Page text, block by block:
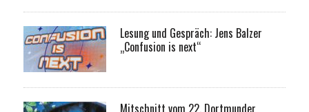
Lesung und Gespräch: Jens Balzer
„Confusion is next“
Mitschnitt vom 22. Dortmunder